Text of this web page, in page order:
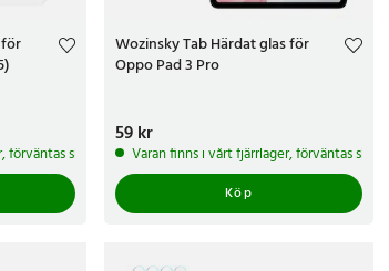
förväntas skickas inom 5-7 arbetsdagar
Wozinsky Tab Härdat glas för
Oppo Pad 3 Pro
Pris:59 kr
59 kr
Varan finns i vårt fjärrlager, förväntas
Köp